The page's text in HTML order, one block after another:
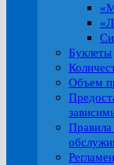
Буклеты
Объем
Правила